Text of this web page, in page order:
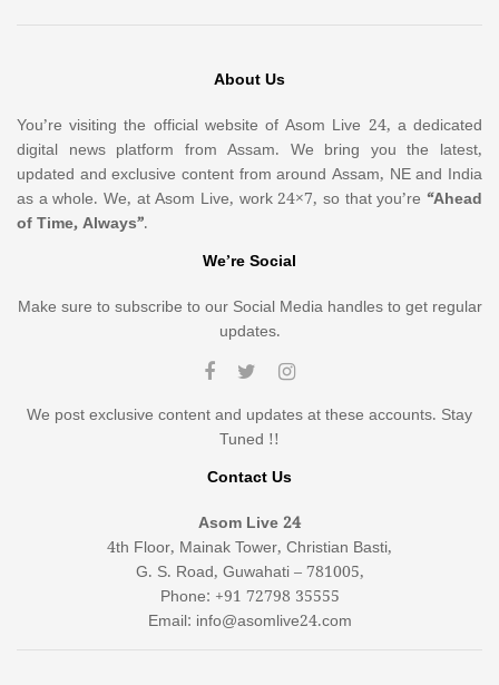
About Us
You’re visiting the official website of Asom Live 24, a dedicated
digital news platform from Assam. We bring you the latest,
updated and exclusive content from around Assam, NE and India
as a whole. We, at Asom Live, work 24×7, so that you’re “Ahead
of Time, Always”.
We’re Social
Make sure to subscribe to our Social Media handles to get regular
updates.
We post exclusive content and updates at these accounts. Stay
Tuned !!
Contact Us
Asom Live 24
4th Floor, Mainak Tower, Christian Basti,
G. S. Road, Guwahati – 781005,
Phone: +91 72798 35555
Email: info@asomlive24.com